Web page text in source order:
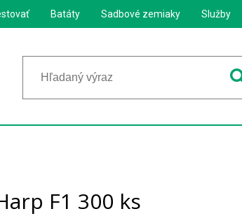
Batáty Sadbové zemiaky Služby
F1 300 ks